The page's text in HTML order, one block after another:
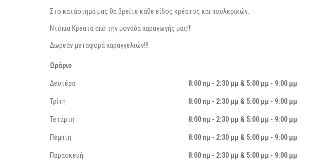
Στο κατάστημά μας θα βρείτε κάθε είδος κρέατος και πουλερικών.
Ντόπια Κρέατα από την μονάδα παραγωγής μας!!!
Δωρεάν μεταφορά παραγγελιών!!!
Ωράριο
Δευτέρα 8:00 πμ - 2:30 μμ & 5:00 μμ - 9:00 μμ
Τρίτη 8:00 πμ - 2:30 μμ & 5:00 μμ - 9:00 μμ
Τετάρτη 8:00 πμ - 2:30 μμ & 5:00 μμ - 9:00 μμ
Πέμπτη 8:00 πμ - 2:30 μμ & 5:00 μμ - 9:00 μμ
Παρασκευή 8:00 πμ - 2:30 μμ & 5:00 μμ - 9:00 μμ